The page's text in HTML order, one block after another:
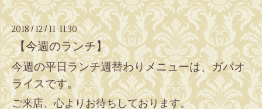
2018/12 /11 11:30
【今週のランチ】
今週の平日ランチ週替わりメニューは、ガパオ
ライスです。
ご来店、心よりお待ちしております。